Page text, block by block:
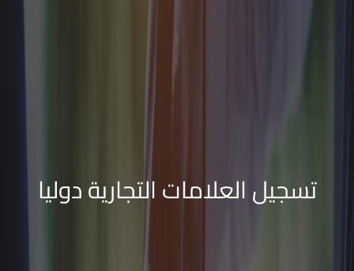
تسجيل العلامات التجارية دوليا